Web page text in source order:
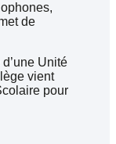
de
Unité
vient
pour